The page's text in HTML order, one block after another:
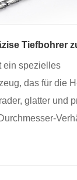
Tiefbohrer
ein spezielles
das für die
glatter und
eine